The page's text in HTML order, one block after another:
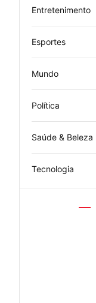
Entretenimento
Esportes
Mundo
Política
Saúde & Beleza
Tecnologia